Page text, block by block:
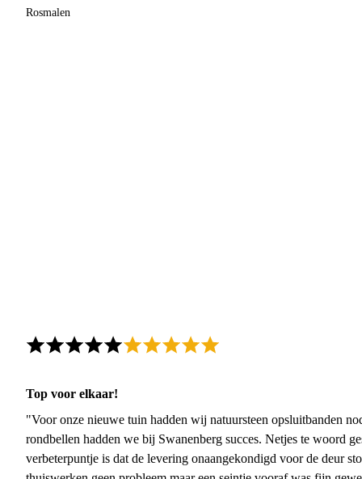
Rosmalen
Top voor elkaar!
"Voor onze nieuwe tuin hadden wij natuursteen opsluitbanden
rondbellen hadden we bij Swanenberg succes. Netjes te woord
verbeterpuntje is dat de levering onaangekondigd voor de deur